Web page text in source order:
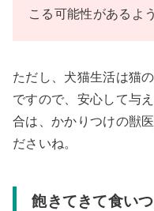
こる可能性があるよ
ただし、犬猫生活は猫
ですので、安心して与
合は、かかりつけの獣
ださいね。
飽きてきて食い